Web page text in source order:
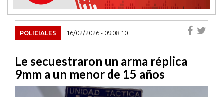
POLICIALES 16/02/2026 - 09:08:10
Le secuestraron un arma réplica
9mm a un menor de 15 años